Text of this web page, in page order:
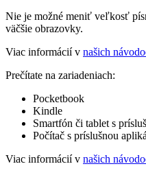
Nie je možné meniť veľkosť
väčšie obrazovky.
Viac informácií v našich
Prečítate na zariadeniach:
Pocketbook
Kindle
Smartfón či tablet s
Počítač s príslušnou
Viac informácií v našich